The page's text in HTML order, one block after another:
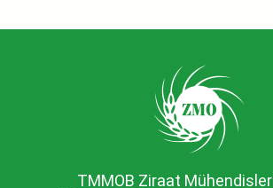
TMMOB Ziraat